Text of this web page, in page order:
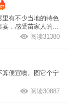
里有不少当地的特色
，感受苗家人的热
阅读31380
算便宜噢。图它个宁
阅读30887